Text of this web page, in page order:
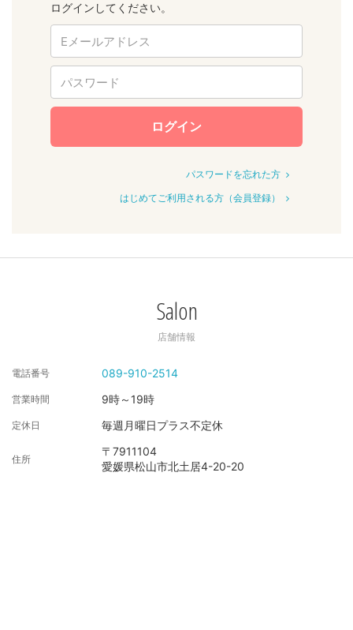
ログインしてください。
ログイン
パスワードを忘れた方
はじめてご利用される方（会員登録）
Salon
店舗情報
電話番号 089-910-2514
営業時間 9時～19時
定休日 毎週月曜日プラス不定休
住所
〒7911104
愛媛県松山市北土居4-20-20